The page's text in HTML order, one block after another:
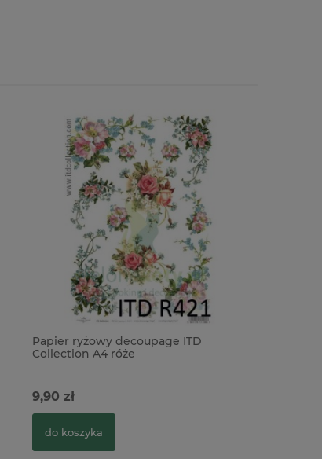
Papier ryżowy decoupage ITD
Collection A4 róże
9,90 zł
do koszyka